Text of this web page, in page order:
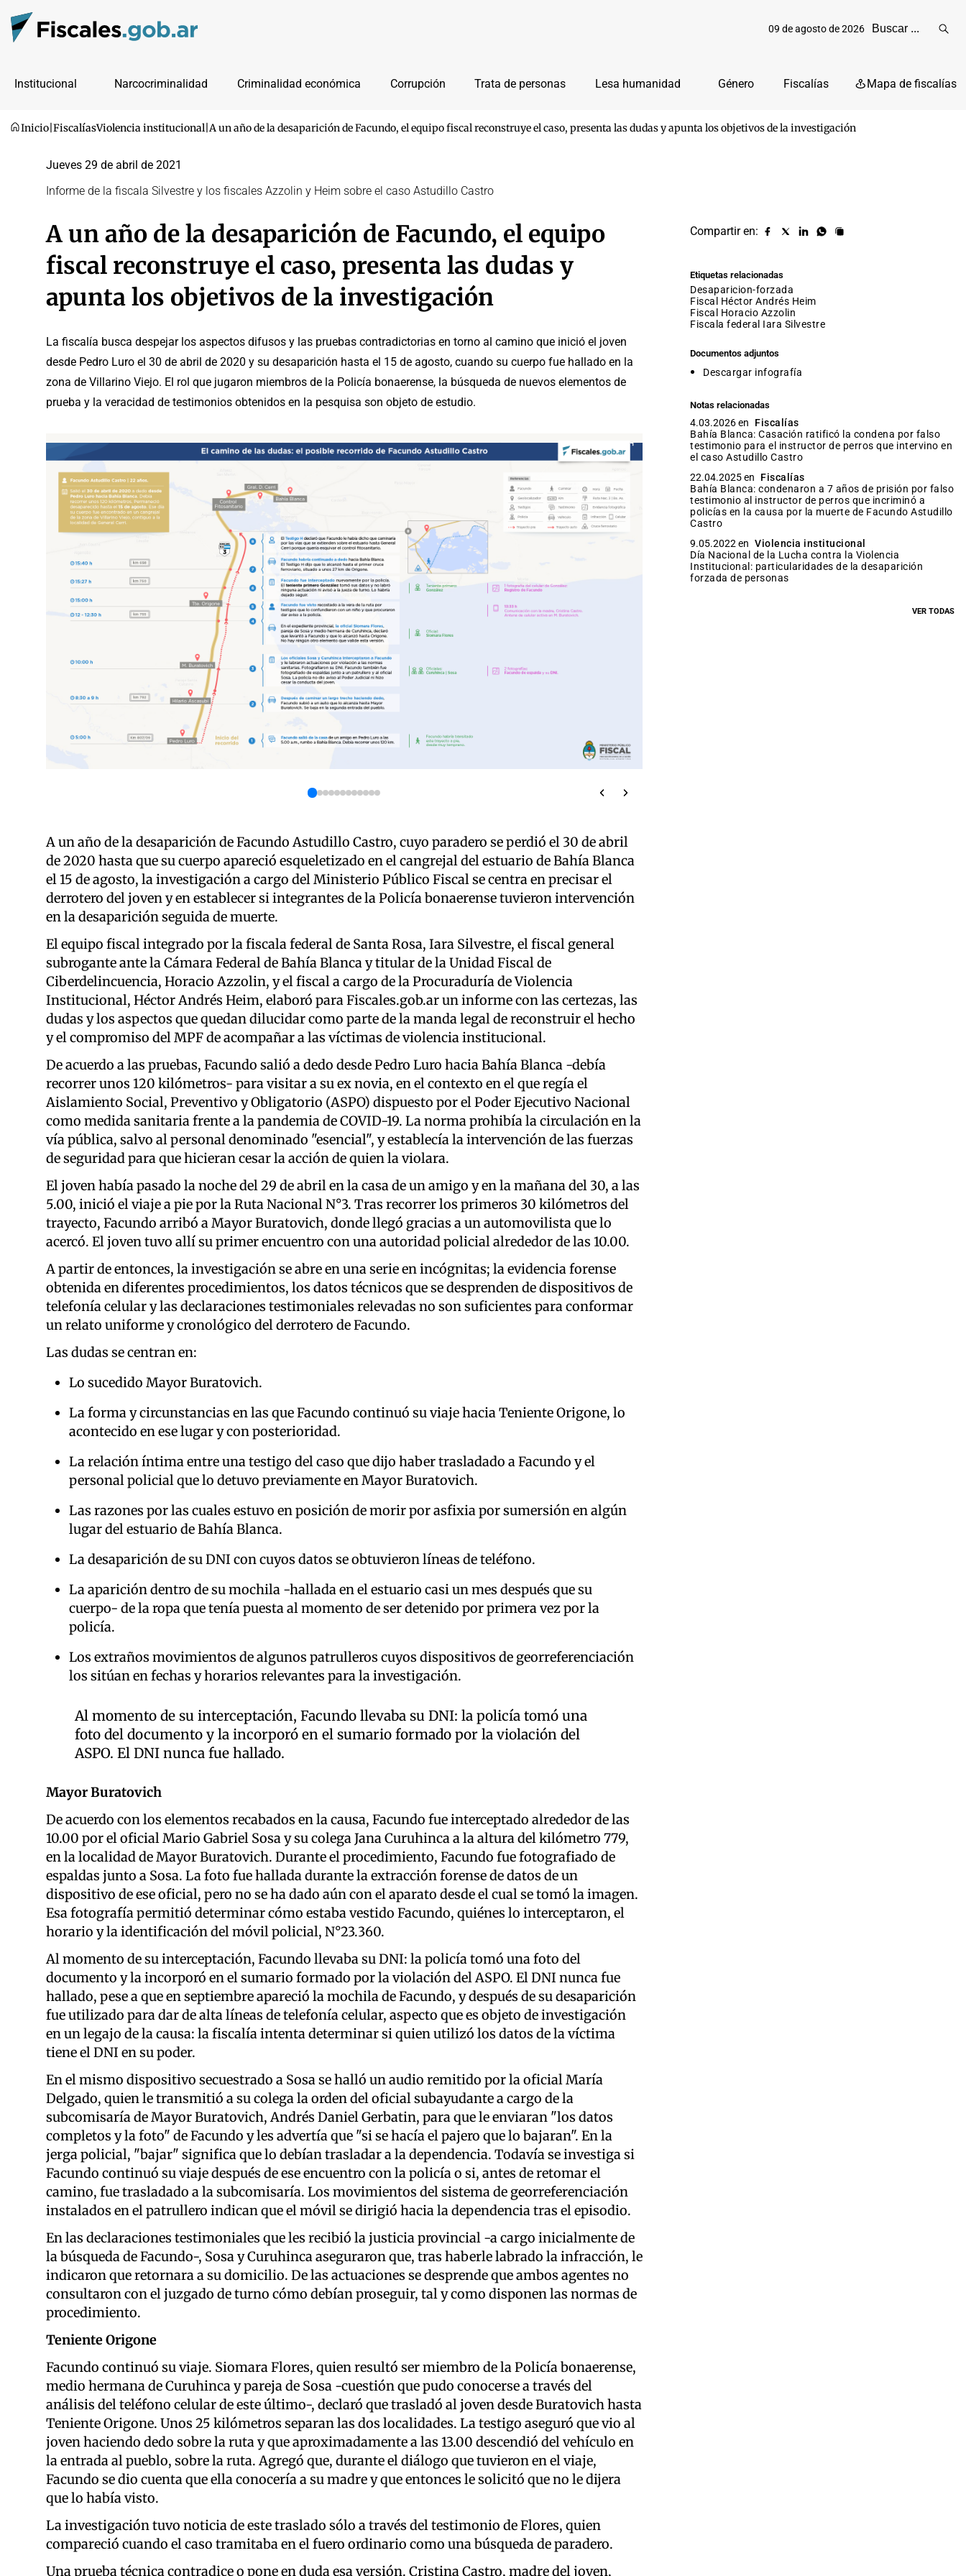
09 de agosto de 2026
Institucional Narcocriminalidad Criminalidad económica Corrupción Trata de personas Lesa humanidad Género Fiscalías Mapa de fiscalías
Inicio FiscalíasViolencia institucional A un año de la desaparición de Facundo, el equipo fiscal reconstruye el caso, presenta las dudas y apunta los objetivos de la investigación
Jueves 29 de abril de 2021
Informe de la fiscala Silvestre y los fiscales Azzolin y Heim sobre el caso Astudillo Castro
A un año de la desaparición de Facundo, el equipo
fiscal reconstruye el caso, presenta las dudas y
apunta los objetivos de la investigación
La fiscalía busca despejar los aspectos difusos y las pruebas contradictorias en torno al camino que inició el joven
desde Pedro Luro el 30 de abril de 2020 y su desaparición hasta el 15 de agosto, cuando su cuerpo fue hallado en la
zona de Villarino Viejo. El rol que jugaron miembros de la Policía bonaerense, la búsqueda de nuevos elementos de
prueba y la veracidad de testimonios obtenidos en la pesquisa son objeto de estudio.
A un año de la desaparición de Facundo Astudillo Castro, cuyo paradero se perdió el 30 de abril
de 2020 hasta que su cuerpo apareció esqueletizado en el cangrejal del estuario de Bahía Blanca
el 15 de agosto, la investigación a cargo del Ministerio Público Fiscal se centra en precisar el
derrotero del joven y en establecer si integrantes de la Policía bonaerense tuvieron intervención
en la desaparición seguida de muerte.
El equipo fiscal integrado por la fiscala federal de Santa Rosa, Iara Silvestre, el fiscal general
subrogante ante la Cámara Federal de Bahía Blanca y titular de la Unidad Fiscal de
Ciberdelincuencia, Horacio Azzolin, y el fiscal a cargo de la Procuraduría de Violencia
Institucional, Héctor Andrés Heim, elaboró para Fiscales.gob.ar un informe con las certezas, las
dudas y los aspectos que quedan dilucidar como parte de la manda legal de reconstruir el hecho
y el compromiso del MPF de acompañar a las víctimas de violencia institucional.
De acuerdo a las pruebas, Facundo salió a dedo desde Pedro Luro hacia Bahía Blanca -debía
recorrer unos 120 kilómetros- para visitar a su ex novia, en el contexto en el que regía el
Aislamiento Social, Preventivo y Obligatorio (ASPO) dispuesto por el Poder Ejecutivo Nacional
como medida sanitaria frente a la pandemia de COVID-19. La norma prohibía la circulación en la
vía pública, salvo al personal denominado "esencial", y establecía la intervención de las fuerzas
de seguridad para que hicieran cesar la acción de quien la violara.
El joven había pasado la noche del 29 de abril en la casa de un amigo y en la mañana del 30, a las
5.00, inició el viaje a pie por la Ruta Nacional N°3. Tras recorrer los primeros 30 kilómetros del
trayecto, Facundo arribó a Mayor Buratovich, donde llegó gracias a un automovilista que lo
acercó. El joven tuvo allí su primer encuentro con una autoridad policial alrededor de las 10.00.
A partir de entonces, la investigación se abre en una serie en incógnitas; la evidencia forense
obtenida en diferentes procedimientos, los datos técnicos que se desprenden de dispositivos de
telefonía celular y las declaraciones testimoniales relevadas no son suficientes para conformar
un relato uniforme y cronológico del derrotero de Facundo.
Las dudas se centran en:
Lo sucedido Mayor Buratovich.
La forma y circunstancias en las que Facundo continuó su viaje hacia Teniente Origone, lo
acontecido en ese lugar y con posterioridad.
La relación íntima entre una testigo del caso que dijo haber trasladado a Facundo y el
personal policial que lo detuvo previamente en Mayor Buratovich.
Las razones por las cuales estuvo en posición de morir por asfixia por sumersión en algún
lugar del estuario de Bahía Blanca.
La desaparición de su DNI con cuyos datos se obtuvieron líneas de teléfono.
La aparición dentro de su mochila -hallada en el estuario casi un mes después que su
cuerpo- de la ropa que tenía puesta al momento de ser detenido por primera vez por la
policía.
Los extraños movimientos de algunos patrulleros cuyos dispositivos de georreferenciación
los sitúan en fechas y horarios relevantes para la investigación.
Al momento de su interceptación, Facundo llevaba su DNI: la policía tomó una
foto del documento y la incorporó en el sumario formado por la violación del
ASPO. El DNI nunca fue hallado.
Mayor Buratovich
De acuerdo con los elementos recabados en la causa, Facundo fue interceptado alrededor de las
10.00 por el oficial Mario Gabriel Sosa y su colega Jana Curuhinca a la altura del kilómetro 779,
en la localidad de Mayor Buratovich. Durante el procedimiento, Facundo fue fotografiado de
espaldas junto a Sosa. La foto fue hallada durante la extracción forense de datos de un
dispositivo de ese oficial, pero no se ha dado aún con el aparato desde el cual se tomó la imagen.
Esa fotografía permitió determinar cómo estaba vestido Facundo, quiénes lo interceptaron, el
horario y la identificación del móvil policial, N°23.360.
Al momento de su interceptación, Facundo llevaba su DNI: la policía tomó una foto del
documento y la incorporó en el sumario formado por la violación del ASPO. El DNI nunca fue
hallado, pese a que en septiembre apareció la mochila de Facundo, y después de su desaparición
fue utilizado para dar de alta líneas de telefonía celular, aspecto que es objeto de investigación
en un legajo de la causa: la fiscalía intenta determinar si quien utilizó los datos de la víctima
tiene el DNI en su poder.
En el mismo dispositivo secuestrado a Sosa se halló un audio remitido por la oficial María
Delgado, quien le transmitió a su colega la orden del oficial subayudante a cargo de la
subcomisaría de Mayor Buratovich, Andrés Daniel Gerbatin, para que le enviaran "los datos
completos y la foto" de Facundo y les advertía que "si se hacía el pajero que lo bajaran". En la
jerga policial, "bajar" significa que lo debían trasladar a la dependencia. Todavía se investiga si
Facundo continuó su viaje después de ese encuentro con la policía o si, antes de retomar el
camino, fue trasladado a la subcomisaría. Los movimientos del sistema de georreferenciación
instalados en el patrullero indican que el móvil se dirigió hacia la dependencia tras el episodio.
En las declaraciones testimoniales que les recibió la justicia provincial -a cargo inicialmente de
la búsqueda de Facundo-, Sosa y Curuhinca aseguraron que, tras haberle labrado la infracción, le
indicaron que retornara a su domicilio. De las actuaciones se desprende que ambos agentes no
consultaron con el juzgado de turno cómo debían proseguir, tal y como disponen las normas de
procedimiento.
Teniente Origone
Facundo continuó su viaje. Siomara Flores, quien resultó ser miembro de la Policía bonaerense,
medio hermana de Curuhinca y pareja de Sosa -cuestión que pudo conocerse a través del
análisis del teléfono celular de este último-, declaró que trasladó al joven desde Buratovich hasta
Teniente Origone. Unos 25 kilómetros separan las dos localidades. La testigo aseguró que vio al
joven haciendo dedo sobre la ruta y que aproximadamente a las 13.00 descendió del vehículo en
la entrada al pueblo, sobre la ruta. Agregó que, durante el diálogo que tuvieron en el viaje,
Facundo se dio cuenta que ella conocería a su madre y que entonces le solicitó que no le dijera
que lo había visto.
La investigación tuvo noticia de este traslado sólo a través del testimonio de Flores, quien
compareció cuando el caso tramitaba en el fuero ordinario como una búsqueda de paradero.
Una prueba técnica contradice o pone en duda esa versión. Cristina Castro, madre del joven,
Compartir en:
Compartir
Compartir
Compartir
Compartir
Copiar
Etiquetas relacionadas
desaparicion-forzada
fiscal Héctor Andrés Heim
fiscal Horacio Azzolin
fiscala federal Iara Silvestre
Documentos adjuntos
Descargar infografía
Notas relacionadas
4.03.2026 en
Fiscalías
Bahía Blanca: Casación ratificó la condena por falso
testimonio para el instructor de perros que intervino en
el caso Astudillo Castro
22.04.2025 en
Fiscalías
Bahía Blanca: condenaron a 7 años de prisión por falso
testimonio al instructor de perros que incriminó a
policías en la causa por la muerte de Facundo Astudillo
Castro
9.05.2022 en Violencia institucional
Día Nacional de la Lucha contra la Violencia
Institucional: particularidades de la desaparición
forzada de personas
VER TODAS